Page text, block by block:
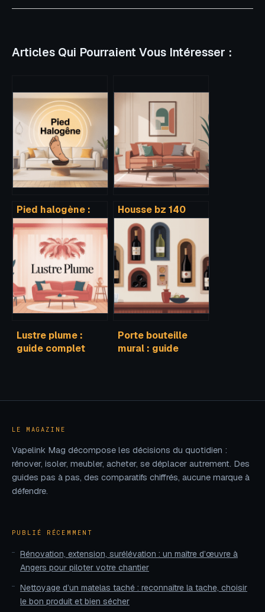
Articles Qui Pourraient Vous Intéresser :
Pied halogène :
bien choisir,
utiliser et
remplacer son
lampadaire
Housse bz 140
avec fermeture
éclair : bien
choisir et bien
protéger
Lustre plume :
guide complet
Porte bouteille
mural : guide
LE MAGAZINE
Vapelink Mag décompose les décisions du quotidien :
rénover, isoler, meubler, acheter, se déplacer autrement. Des
guides pas à pas, des comparatifs chiffrés, aucune marque à
défendre.
PUBLIÉ RÉCEMMENT
Rénovation, extension, surélévation : un maître d’œuvre à
Angers pour piloter votre chantier
Nettoyage d’un matelas taché : reconnaître la tache, choisir
le bon produit et bien sécher